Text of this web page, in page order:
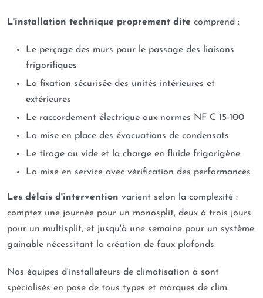
L'installation technique proprement dite comprend :
Le perçage des murs pour le passage des liaisons
frigorifiques
La fixation sécurisée des unités intérieures et
extérieures
Le raccordement électrique aux normes NF C 15-100
La mise en place des évacuations de condensats
Le tirage au vide et la charge en fluide frigorigène
La mise en service avec vérification des performances
Les délais d'intervention varient selon la complexité :
comptez une journée pour un monosplit, deux à trois jours
pour un multisplit, et jusqu'à une semaine pour un système
gainable nécessitant la création de faux plafonds.
Nos équipes d'installateurs de climatisation à sont
spécialisés en pose de tous types et marques de clim.